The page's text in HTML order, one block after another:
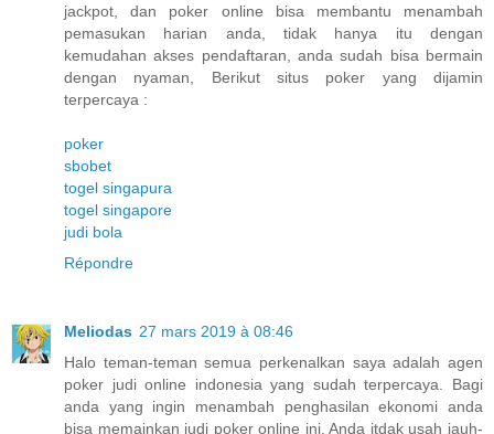
jackpot, dan poker online bisa membantu menambah
pemasukan harian anda, tidak hanya itu dengan
kemudahan akses pendaftaran, anda sudah bisa bermain
dengan nyaman, Berikut situs poker yang dijamin
terpercaya :
poker
sbobet
togel singapura
togel singapore
judi bola
Répondre
Meliodas 27 mars 2019 à 08:46
Halo teman-teman semua perkenalkan saya adalah agen
poker judi online indonesia yang sudah terpercaya. Bagi
anda yang ingin menambah penghasilan ekonomi anda
bisa memainkan judi poker online ini. Anda itdak usah jauh-